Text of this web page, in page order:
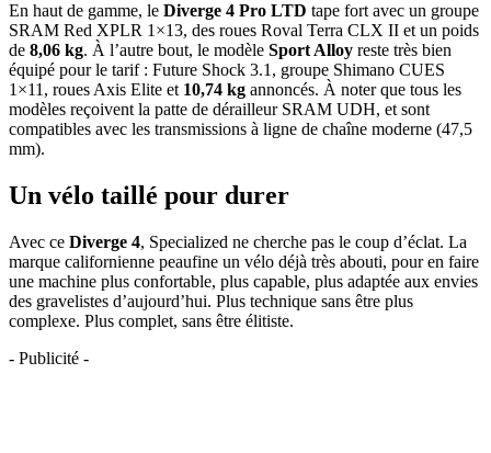
En haut de gamme, le Diverge 4 Pro LTD tape fort avec un groupe
SRAM Red XPLR 1×13, des roues Roval Terra CLX II et un poids
de 8,06 kg. À l’autre bout, le modèle Sport Alloy reste très bien
équipé pour le tarif : Future Shock 3.1, groupe Shimano CUES
1×11, roues Axis Elite et 10,74 kg annoncés. À noter que tous les
modèles reçoivent la patte de dérailleur SRAM UDH, et sont
compatibles avec les transmissions à ligne de chaîne moderne (47,5
mm).
Un vélo taillé pour durer
Avec ce Diverge 4, Specialized ne cherche pas le coup d’éclat. La
marque californienne peaufine un vélo déjà très abouti, pour en faire
une machine plus confortable, plus capable, plus adaptée aux envies
des gravelistes d’aujourd’hui. Plus technique sans être plus
complexe. Plus complet, sans être élitiste.
- Publicité -